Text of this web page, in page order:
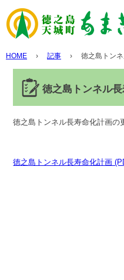
HOME › 記事 › 徳之島トン
徳之島トンネル長
徳之島トンネル長寿命化計画の
徳之島トンネル長寿命化計画